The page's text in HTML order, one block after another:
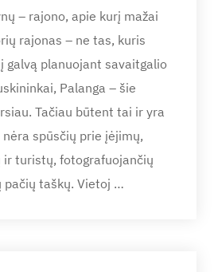
– rajono, apie kurį mažai
rajonas – ne tas, kuris
galvą planuojant savaitgalio
Palanga – šie
Tačiau būtent tai ir yra
spūsčių prie įėjimų,
ir turistų, fotografuojančių
pačių taškų. Vietoj …